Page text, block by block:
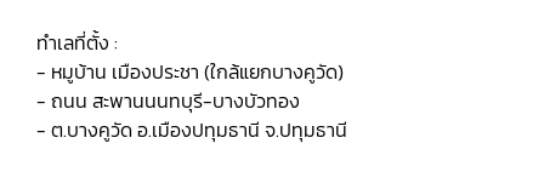
ทำเลที่ตั้ง :
- หมูบ้าน เมืองประชา (ใกล้แยกบางคูวัด)
- ถนน สะพานนนทบุรี-บางบัวทอง
- ต.บางคูวัด อ.เมืองปทุมธานี จ.ปทุมธานี